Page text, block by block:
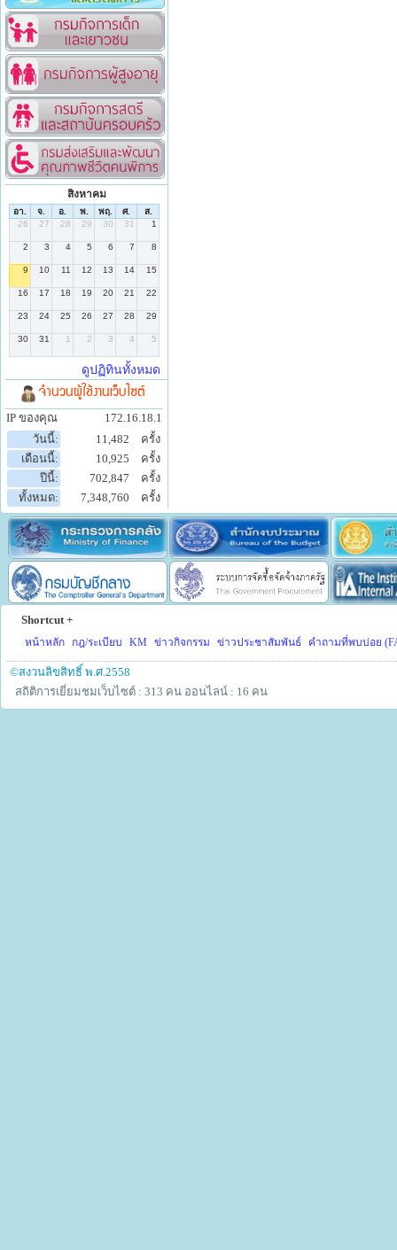
สิงหาคม
จำนวนผู้ใช้งานเว็บไซต์
IP ของคุณ
172.16.18.1
วันนี้:
11,482
ครั้ง
เดือนนี้:
10,925
ครั้ง
ปีนี้:
702,847
ครั้ง
ทั้งหมด:
7,348,760 ครั้ง
Shortcut +
หน้าหลัก กฎ/ระเบียบ KM ข่าวกิจกรรม ข่าวประชาสัมพันธ์ คำถามที่พบบ่อย
©สงวนลิขสิทธิ์ พ.ศ.2558
สถิติการเยี่ยมชมเว็บไซต์ : 313 คน ออนไลน์ : 16 คน